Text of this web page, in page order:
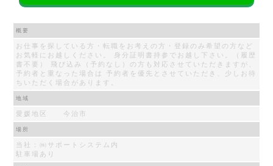
概要
お仕事を探している方・転職をお考えの方・登録のみ希望の方など
お気軽にお越しください。 身分証明書持参でお越し下さい。（履歴
書不要） 飛び込み（予約なし）の方も対応させていただきますが、
予約者と重なった場合は 予約者を優先とさせていただき、少しお待
ちいただく場合があります。
地域
愛媛地区 今治市
場所
当社：㈱サポートシステム内
駐車場あり